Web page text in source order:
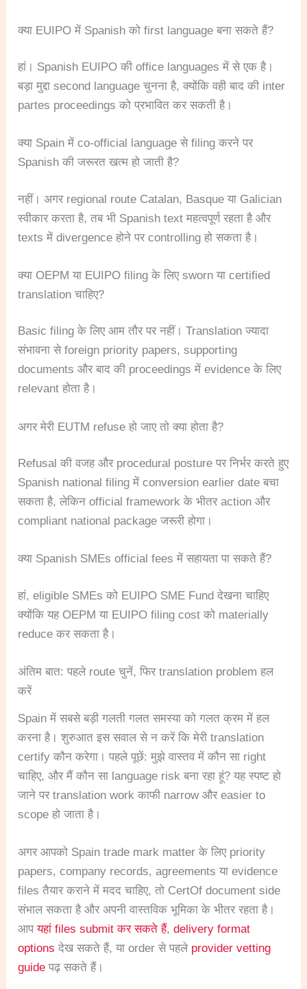
क्या EUIPO में Spanish को first language बना सकते हैं?
हां। Spanish EUIPO की office languages में से एक है।
बड़ा मुद्दा second language चुनना है, क्योंकि वही बाद की inter
partes proceedings को प्रभावित कर सकती है।
क्या Spain में co-official language से filing करने पर
Spanish की जरूरत खत्म हो जाती है?
नहीं। अगर regional route Catalan, Basque या Galician
स्वीकार करता है, तब भी Spanish text महत्वपूर्ण रहता है और
texts में divergence होने पर controlling हो सकता है।
क्या OEPM या EUIPO filing के लिए sworn या certified
translation चाहिए?
Basic filing के लिए आम तौर पर नहीं। Translation ज्यादा
संभावना से foreign priority papers, supporting
documents और बाद की proceedings में evidence के लिए
relevant होता है।
अगर मेरी EUTM refuse हो जाए तो क्या होता है?
Refusal की वजह और procedural posture पर निर्भर करते हुए
Spanish national filing में conversion earlier date बचा
सकता है, लेकिन official framework के भीतर action और
compliant national package जरूरी होगा।
क्या Spanish SMEs official fees में सहायता पा सकते हैं?
हां, eligible SMEs को EUIPO SME Fund देखना चाहिए
क्योंकि यह OEPM या EUIPO filing cost को materially
reduce कर सकता है।
अंतिम बात: पहले route चुनें, फिर translation problem हल
करें
Spain में सबसे बड़ी गलती गलत समस्या को गलत क्रम में हल
करना है। शुरुआत इस सवाल से न करें कि मेरी translation
certify कौन करेगा। पहले पूछें: मुझे वास्तव में कौन सा right
चाहिए, और मैं कौन सा language risk बना रहा हूं? यह स्पष्ट हो
जाने पर translation work काफी narrow और easier to
scope हो जाता है।
अगर आपको Spain trade mark matter के लिए priority
papers, company records, agreements या evidence
files तैयार कराने में मदद चाहिए, तो CertOf document side
संभाल सकता है और अपनी वास्तविक भूमिका के भीतर रहता है।
आपयहां files submit कर सकते हैं,delivery format
options देख सकते हैं, या order से पहले provider vetting
guide पढ़ सकते हैं।